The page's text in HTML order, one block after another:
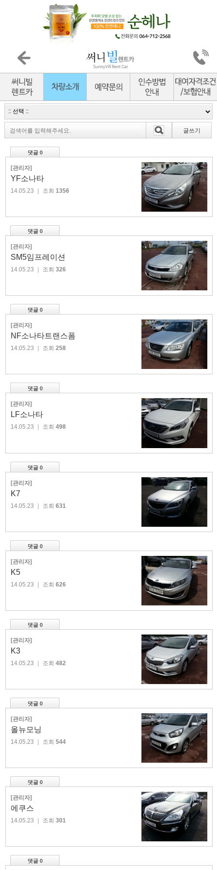
글쓰기
댓글 0
[관리자]
YF소나타
14.05.23 ｜ 조회1356
댓글 0
[관리자]
SM5임프레이션
14.05.23 ｜ 조회326
댓글 0
[관리자]
NF소나타트랜스폼
14.05.23 ｜ 조회258
댓글 0
[관리자]
LF소나타
14.05.23 ｜ 조회498
댓글 0
[관리자]
K7
14.05.23 ｜ 조회631
댓글 0
[관리자]
K5
14.05.23 ｜ 조회626
댓글 0
[관리자]
K3
14.05.23 ｜ 조회482
댓글 0
[관리자]
올뉴모닝
14.05.23 ｜ 조회544
댓글 0
[관리자]
에쿠스
14.05.23 ｜ 조회301
댓글 0